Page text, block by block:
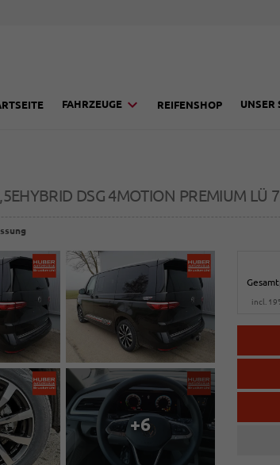
FAHRZEUGE REIFENSHOP UNSER
DSG 4MOTION PREMIUM LÜ 7
incl.
+6